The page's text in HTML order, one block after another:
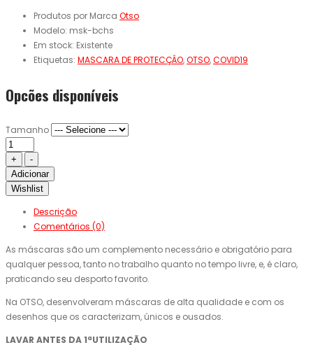
Produtos por Marca Otso
Modelo: msk-bchs
Em stock: Existente
Etiquetas: MASCARA DE PROTECÇÂO,OTSO,COVID19
Opcões disponíveis
Tamanho
Adicionar
Wishlist
Descrição
Comentários (0)
As máscaras são um complemento necessário e obrigatório para
qualquer pessoa, tanto no trabalho quanto no tempo livre, e, é claro,
praticando seu desporto favorito.
Na OTSO, desenvolveram máscaras de alta qualidade e com os
desenhos que os caracterizam, únicos e ousados.
LAVAR ANTES DA 1ªUTILIZAÇÃO